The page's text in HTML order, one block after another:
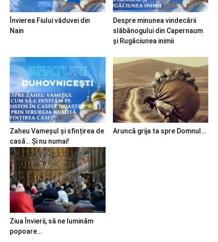
Învierea Fiului văduvei din
Nain
Despre minunea vindecării
slăbănogului din Capernaum
și Rugăciunea inimii
Zaheu Vameșul și sfințirea de
casă… Și nu numai!
Aruncă grija ta spre Domnul…
Ziua Învierii, să ne luminăm
popoare…